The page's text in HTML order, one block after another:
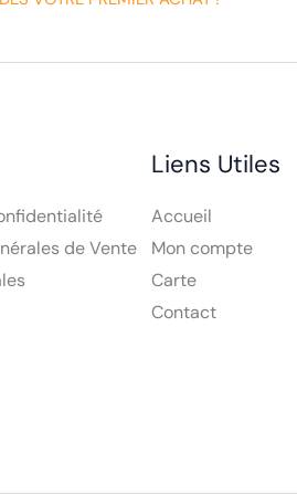
de Vente
Liens Utiles
Accueil
Mon compte
Carte
Contact